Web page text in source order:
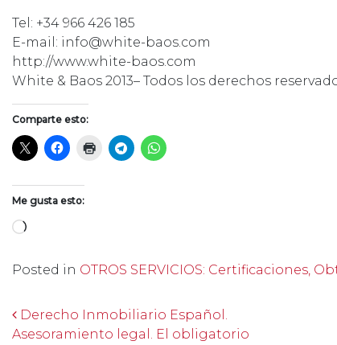
Tel: +34 966 426 185
E-mail: info@white-baos.com
http://www.white-baos.com
White & Baos 2013– Todos los derechos
Comparte esto:
Me gusta esto:
Cargando...
Posted in OTROS SERVICIOS: Certificaciones,
Post navigation
Derecho Inmobiliario Español.
Asesoramiento legal. El obligatorio